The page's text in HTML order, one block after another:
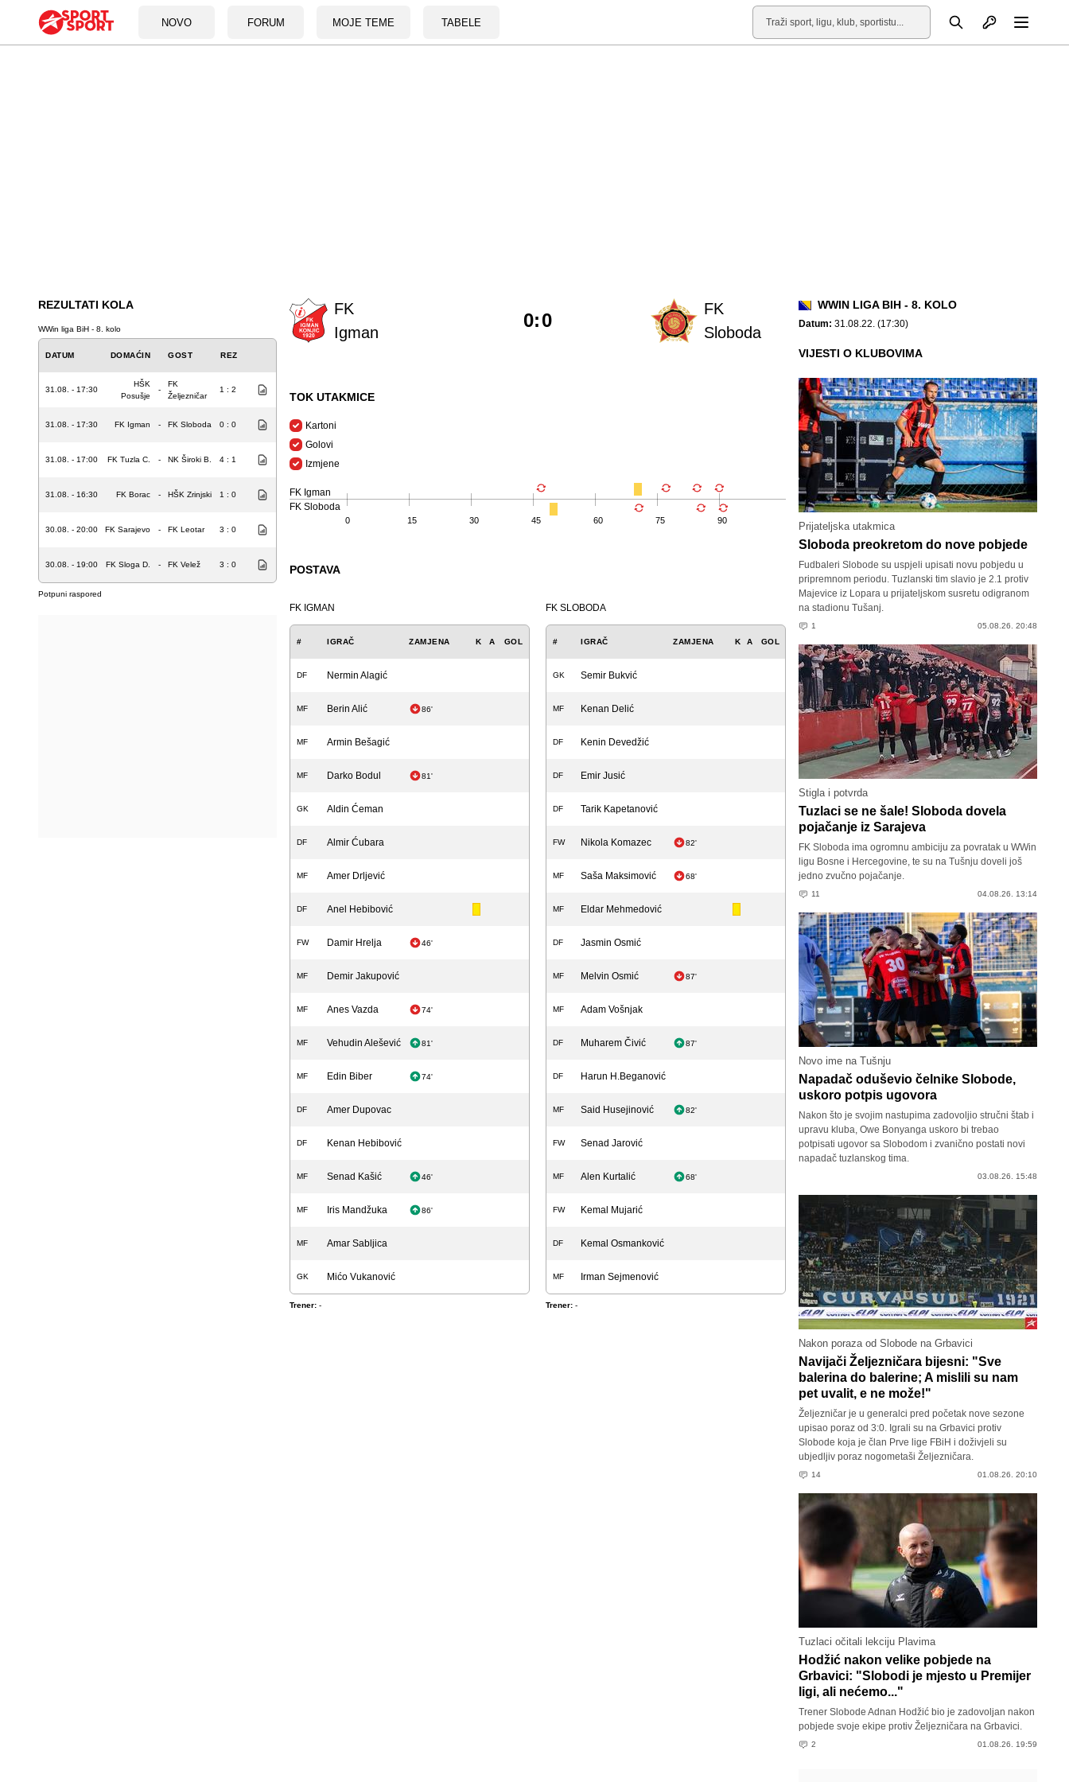
NOVO FORUM MOJE TEME TABELE
Pretraga Otvori profil
REZULTATI KOLA
WWin liga BiH - 8. kolo
DATUM DOMAĆIN GOST REZ
31.08. - 17:30
HŠK
Posušje
-
FK
Željezničar
1 : 2
31.08. - 17:30 FK Igman - FK Sloboda 0 : 0
31.08. - 17:00 FK Tuzla C. - NK Široki B. 4 : 1
31.08. - 16:30 FK Borac - HŠK Zrinjski 1 : 0
30.08. - 20:00 FK Sarajevo - FK Leotar 3 : 0
30.08. - 19:00 FK Sloga D. - FK Velež 3 : 0
Potpuni raspored
FK
Igman
FK
Sloboda
0:0
TOK UTAKMICE
Kartoni
Golovi
Izmjene
FK Igman
FK Sloboda
0 15 30 45 60 75 90
POSTAVA
FK IGMAN
# IGRAČ ZAMJENA K A GOL
DF Nermin Alagić
MF Berin Alić 86'
MF Armin Bešagić
MF Darko Bodul 81'
GK Aldin Ćeman
DF Almir Ćubara
MF Amer Drljević
DF Anel Hebibović
FW Damir Hrelja 46'
MF Demir Jakupović
MF Anes Vazda 74'
MF Vehudin Alešević 81'
MF Edin Biber 74'
DF Amer Dupovac
DF Kenan Hebibović
MF Senad Kašić 46'
MF Iris Mandžuka 86'
MF Amar Sabljica
GK Mićo Vukanović
Trener: -
FK SLOBODA
# IGRAČ ZAMJENA K A GOL
GK Semir Bukvić
MF Kenan Delić
DF Kenin Devedžić
DF Emir Jusić
DF Tarik Kapetanović
FW Nikola Komazec 82'
MF Saša Maksimović 68'
MF Eldar Mehmedović
DF Jasmin Osmić
MF Melvin Osmić 87'
MF Adam Vošnjak
DF Muharem Čivić 87'
DF Harun H.Beganović
MF Said Husejinović 82'
FW Senad Jarović
MF Alen Kurtalić 68'
FW Kemal Mujarić
DF Kemal Osmanković
MF Irman Sejmenović
Trener: -
WWIN LIGA BIH - 8. KOLO
Datum: 31.08.22. (17:30)
VIJESTI O KLUBOVIMA
Prijateljska utakmica
Sloboda preokretom do nove pobjede
Fudbaleri Slobode su uspjeli upisati novu pobjedu u
pripremnom periodu. Tuzlanski tim slavio je 2.1 protiv
Majevice iz Lopara u prijateljskom susretu odigranom
na stadionu Tušanj.
1 05.08.26. 20:48
Stigla i potvrda
Tuzlaci se ne šale! Sloboda dovela
pojačanje iz Sarajeva
FK Sloboda ima ogromnu ambiciju za povratak u WWin
ligu Bosne i Hercegovine, te su na Tušnju doveli još
jedno zvučno pojačanje.
11 04.08.26. 13:14
Novo ime na Tušnju
Napadač oduševio čelnike Slobode,
uskoro potpis ugovora
Nakon što je svojim nastupima zadovoljio stručni štab i
upravu kluba, Owe Bonyanga uskoro bi trebao
potpisati ugovor sa Slobodom i zvanično postati novi
napadač tuzlanskog tima.
03.08.26. 15:48
Nakon poraza od Slobode na Grbavici
Navijači Željezničara bijesni: "Sve
balerina do balerine; A mislili su nam
pet uvalit, e ne može!"
Željezničar je u generalci pred početak nove sezone
upisao poraz od 3:0. Igrali su na Grbavici protiv
Slobode koja je član Prve lige FBiH i doživjeli su
ubjedljiv poraz nogometaši Željezničara.
14 01.08.26. 20:10
Tuzlaci očitali lekciju Plavima
Hodžić nakon velike pobjede na
Grbavici: "Slobodi je mjesto u Premijer
ligi, ali nećemo..."
Trener Slobode Adnan Hodžić bio je zadovoljan nakon
pobjede svoje ekipe protiv Željezničara na Grbavici.
2 01.08.26. 19:59